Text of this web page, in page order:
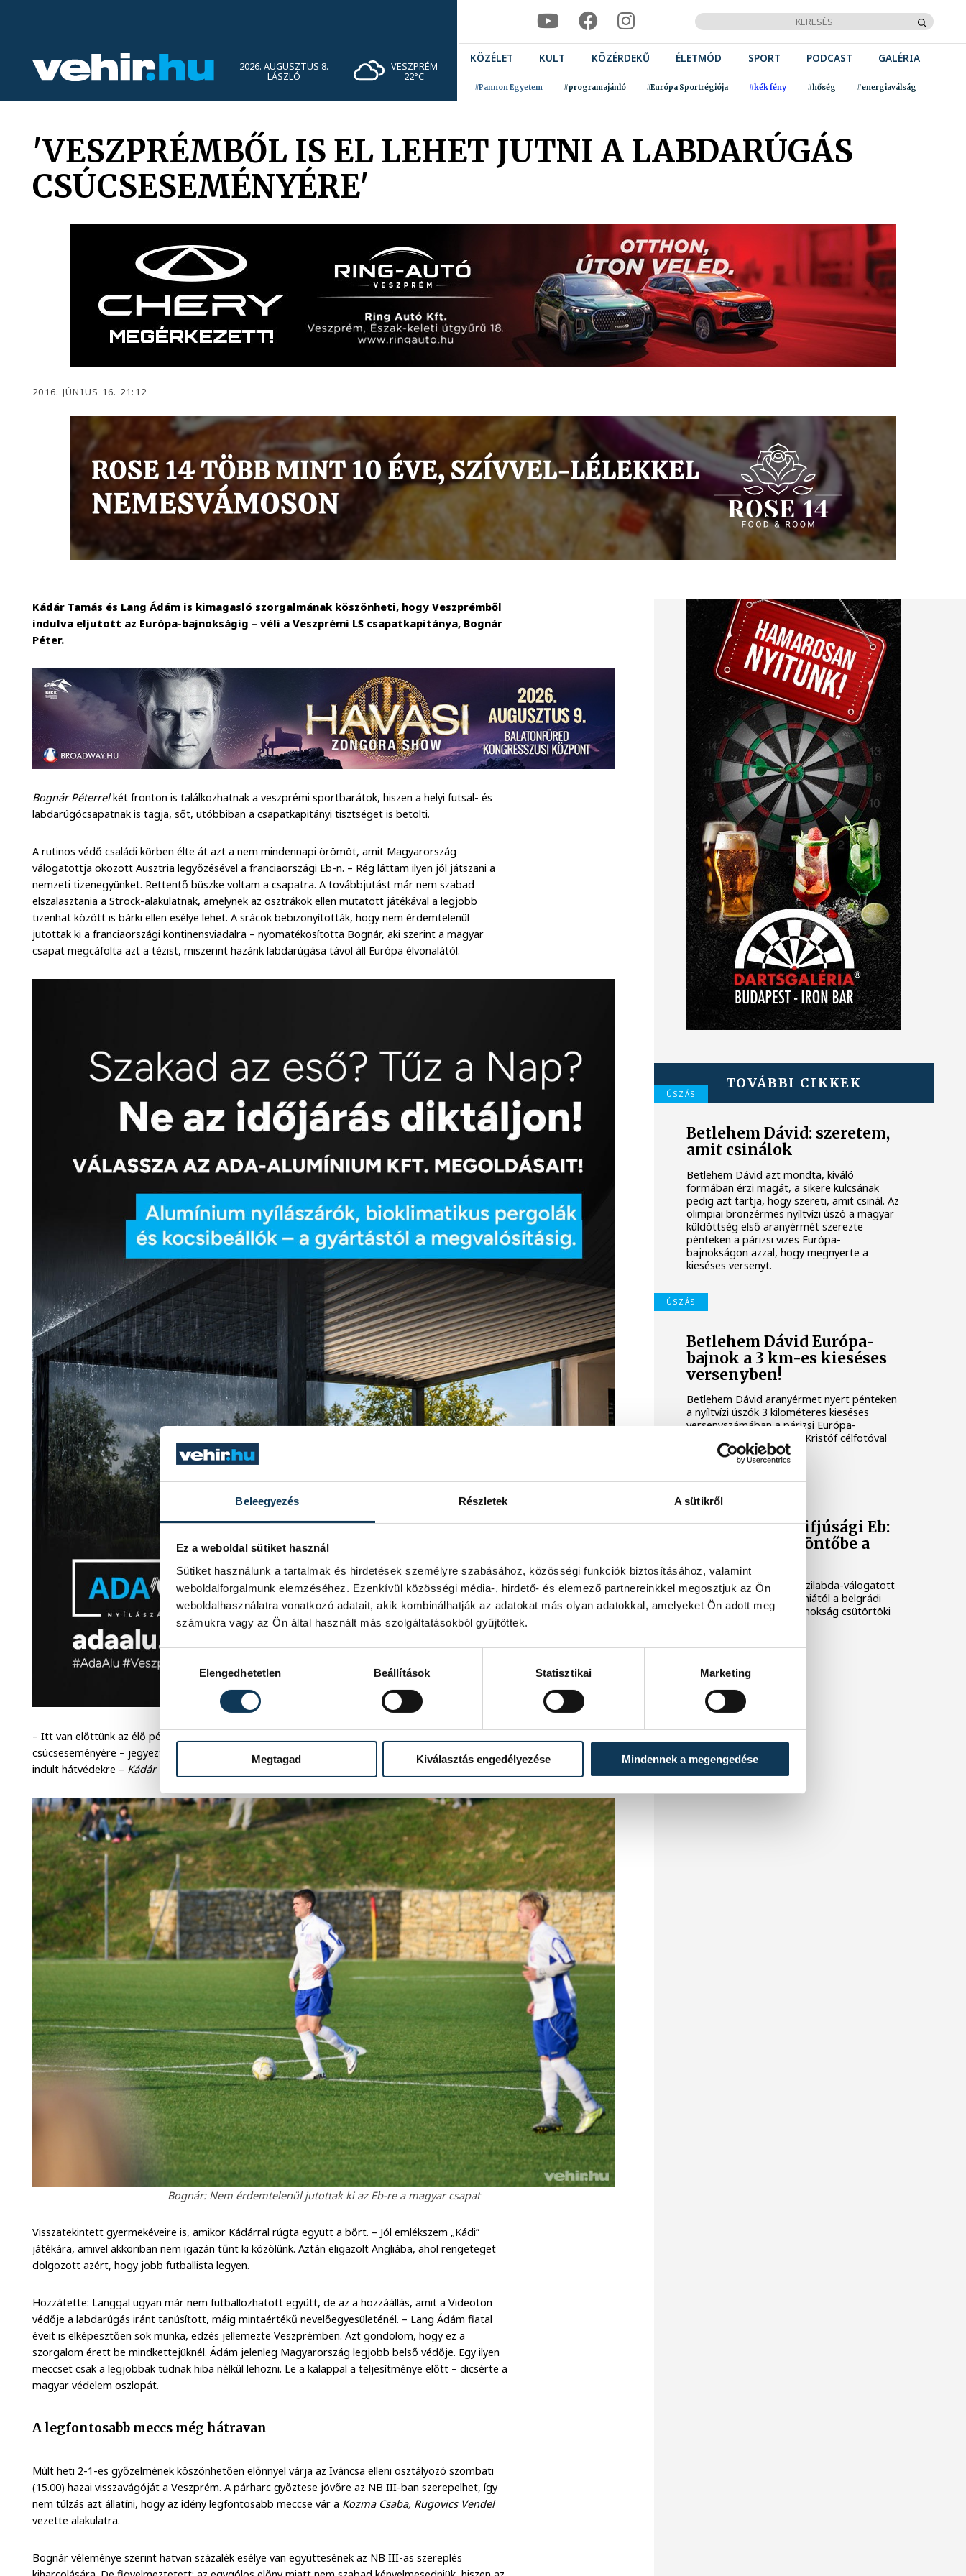
Beleegyezés Részletek A sütikről
Ez a weboldal sütiket használ
Sütiket használunk a tartalmak és hirdetések személyre szabásához, közösségi funkciók biztosításához, valamint
weboldalforgalmunk elemzéséhez. Ezenkívül közösségi média-, hirdető- és elemező partnereinkkel megosztjuk az Ön
weboldalhasználatra vonatkozó adatait, akik kombinálhatják az adatokat más olyan adatokkal, amelyeket Ön adott meg
számukra vagy az Ön által használt más szolgáltatásokból gyűjtöttek.
Elengedhetetlen
Beállítások Statisztikai Marketing
Megtagad Kiválasztás engedélyezése Mindennek a megengedése
2026. AUGUSZTUS 8.
LÁSZLÓ
VESZPRÉM
22°C
KÖZÉLET KULT KÖZÉRDEKŰ ÉLETMÓD SPORT PODCAST GALÉRIA
#Pannon Egyetem #programajánló #Európa Sportrégiója #kék fény #hőség #energiaválság
'VESZPRÉMBŐL IS EL LEHET JUTNI A LABDARÚGÁS
CSÚCSESEMÉNYÉRE'
2016. JÚNIUS 16. 21:12
Kádár Tamás és Lang Ádám is kimagasló szorgalmának köszönheti, hogy Veszprémből
indulva eljutott az Európa-bajnokságig – véli a Veszprémi LS csapatkapitánya, Bognár
Péter.
Bognár Péterrelkét fronton is találkozhatnak a veszprémi sportbarátok, hiszen a helyi futsal- és
labdarúgócsapatnak is tagja, sőt, utóbbiban a csapatkapitányi tisztséget is betölti.
A rutinos védő családi körben élte át azt a nem mindennapi örömöt, amit Magyarország
válogatottja okozott Ausztria legyőzésével a franciaországi Eb-n. – Rég láttam ilyen jól játszani a
nemzeti tizenegyünket. Rettentő büszke voltam a csapatra. A továbbjutást már nem szabad
elszalasztania a Strock-alakulatnak, amelynek az osztrákok ellen mutatott játékával a legjobb
tizenhat között is bárki ellen esélye lehet. A srácok bebizonyították, hogy nem érdemtelenül
jutottak ki a franciaországi kontinensviadalra – nyomatékosította Bognár, aki szerint a magyar
csapat megcáfolta azt a tézist, miszerint hazánk labdarúgása távol áll Európa élvonalától.
– Itt van előttünk az élő példa, miszerint Veszprémből is el lehet jutni a labdarúgás egyik
csúcseseményére – jegyezte meg az osztrákok elleni találkozót egyaránt végigjátszó Veszprémből
indult hátvédekre – Kádár Tamásra Lang Ádámra– utalva.
Bognár: Nem érdemtelenül jutottak ki az Eb-re a magyar csapat
Visszatekintett gyermekéveire is, amikor Kádárral rúgta együtt a bőrt. – Jól emlékszem „Kádi”
játékára, amivel akkoriban nem igazán tűnt ki közölünk. Aztán eligazolt Angliába, ahol rengeteget
dolgozott azért, hogy jobb futballista legyen.
Hozzátette: Langgal ugyan már nem futballozhatott együtt, de az a hozzáállás, amit a Videoton
védője a labdarúgás iránt tanúsított, máig mintaértékű nevelőegyesületénél. – Lang Ádám fiatal
éveit is elképesztően sok munka, edzés jellemezte Veszprémben. Azt gondolom, hogy ez a
szorgalom érett be mindkettejüknél. Ádám jelenleg Magyarország legjobb belső védője. Egy ilyen
meccset csak a legjobbak tudnak hiba nélkül lehozni. Le a kalappal a teljesítménye előtt – dicsérte a
magyar védelem oszlopát.
A legfontosabb meccs még hátravan
Múlt heti 2-1-es győzelmének köszönhetően előnnyel várja az Iváncsa elleni osztályozó szombati
(15.00) hazai visszavágóját a Veszprém. A párharc győztese jövőre az NB III-ban szerepelhet, így
nem túlzás azt állatíni, hogy az idény legfontosabb meccse vár a Kozma Csaba, Rugovics Vendel
vezette alakulatra.
Bognár véleménye szerint hatvan százalék esélye van együttesének az NB III-as szereplés
TOVÁBBI CIKKEK
ÚSZÁS
Betlehem Dávid: szeretem,
amit csinálok
Betlehem Dávid azt mondta, kiváló
formában érzi magát, a sikere kulcsának
pedig azt tartja, hogy szereti, amit csinál. Az
olimpiai bronzérmes nyíltvízi úszó a magyar
küldöttség első aranyérmét szerezte
pénteken a párizsi vizes Európa-
bajnokságon azzal, hogy megnyerte a
kieséses versenyt.
ÚSZÁS
Betlehem Dávid Európa-
bajnok a 3 km-es kieséses
versenyben!
Betlehem Dávid aranyérmet nyert pénteken
a nyíltvízi úszók 3 kilométeres kieséses
versenyszámában a párizsi Európa-
bajnokságon. Rasovszky Kristóf célfotóval
ötödik lett.
Férfi kézilabda ifjúsági Eb:
nem jutott elődöntőbe a
A magyar férfi ifjúsági kézilabda-válogatott
32-27-re kikapott Szlovéniától a belgrádi
korosztályos Európa-bajnokság csütörtöki